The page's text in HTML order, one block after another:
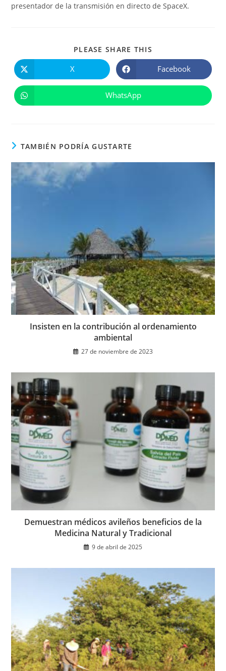
presentador de la transmisión en directo de SpaceX.
PLEASE SHARE THIS
abre
en
ventana
X Se
abre
en
ventana
Facebook
Se
abre
WhatsApp
TAMBIÉN PODRÍA GUSTARTE
Insisten en la contribución al ordenamiento
ambiental
27 de noviembre de 2023
Demuestran médicos avileños beneficios de la
Medicina Natural y Tradicional
9 de abril de 2025